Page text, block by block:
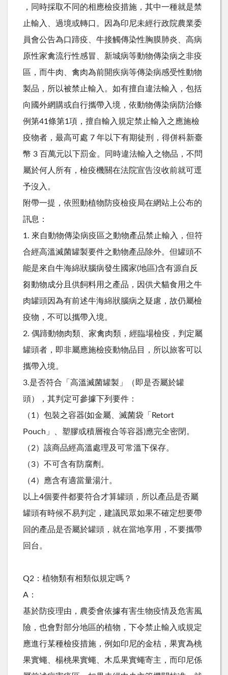
，同時採取不同的相應檢疫措施，其中一種就是禁
止輸入、過境或轉口。因為印尼未經行政院農業委
員會公告為口蹄疫、牛接觸傳染性胸膜肺炎、高病
原性家禽流行性感冒、新城病等動物傳染病之非疫
區，而牛肉、禽肉為前開疾病等傳染病感受性動物
製品，所以被禁止輸入。如有擅自違法輸入，包括
向國外網購或自行攜帶入境，依動物傳染病防治條
例第41條第1項，擅自輸入規定禁止輸入之應施檢
疫物者，最高可處 7 年以下有期徒刑，得併科新臺
幣 3 百萬元以下罰金。同時違法輸入之物品，不問
屬於何人所有，檢疫機關在法院宣告沒收前就可逕
予沒入。
附帶一提，依照動植物防疫檢疫局在網站上公布的
訊息：
1. 來自動物傳染病疫區之動物產品禁止輸入，但符
合經高溫滅菌罐製要件之動物產品除外。但罐頭不
能是來自牛海綿狀腦病發生國家(地區)含有源自反
芻動物成分且供飼料用之產品，因供犬貓食用之牛
肉罐頭因為有前述牛海綿狀腦病之疑慮，故仍屬檢
疫物，不可以攜帶入境。
2. 偶蹄動物肉類、家禽肉類，經臨場檢疫，判定屬
罐頭者，即非屬應施檢疫動物品目，所以旅客可以
攜帶入境。
3.是否符合「高溫滅菌罐製」（即是否屬於罐
頭），其判定可參據下列要件：
（1）包裝之容器(如金屬、滅菌袋「Retort
Pouch」、塑膠或積層複合等容器)應完全密閉。
（2）該商品經高溫處理及可常溫下保存。
（3）不可含有防腐劑。
（4）應含有適當量湯汁。
以上4個要件都要符合才算罐頭，所以產品是否屬
罐頭有時候不易判定，建議民眾如果不確定想要帶
回的產品是否屬於罐頭，就在當地享用，不要攜帶
回台。
Q2：植物類有相類似規定嗎？
A：
基於防疫理由，農委會依據有害生物疫情及危害風
險，也會對部分地區的植物，下令禁止輸入或規定
應進行某種檢疫措施，例如印尼的金桔，果實為桃
果實蠅、楊桃果實蠅、木瓜果實蠅寄主，而印尼係